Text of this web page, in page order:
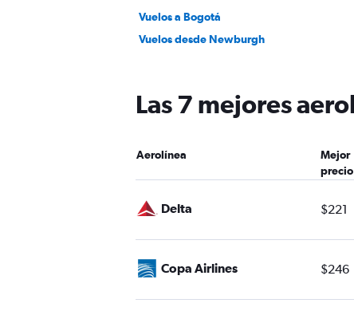
Vuelos a Bogotá
Vuelos desde Newburgh
Las 7 mejores
Aerolínea
Mejor
precio
Delta $221
Copa Airlines $246